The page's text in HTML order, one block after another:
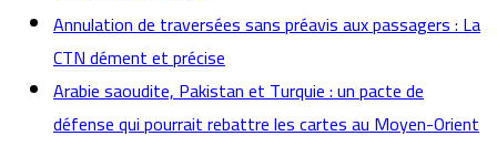
Annulation de traversées sans préavis aux passagers : La
CTN dément et précise
Arabie saoudite, Pakistan et Turquie : un pacte de
défense qui pourrait rebattre les cartes au Moyen-Orient